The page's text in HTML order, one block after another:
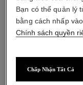
Bạn có thể quản lý
bằng cách nhấp
Chính sách quyền
Chấp Nhận Tất Cả